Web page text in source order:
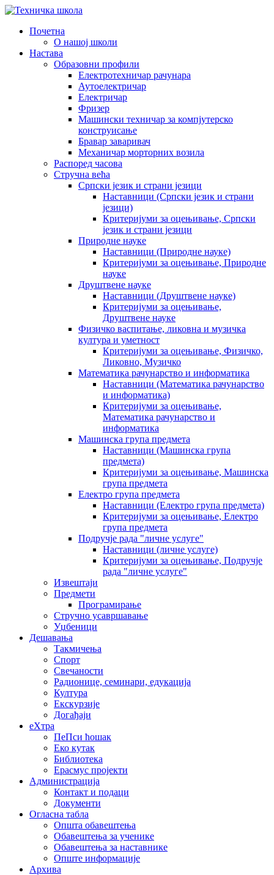
Почетна
О нашој школи
Настава
Образовни профили
Електротехничар рачунара
Аутоелектричар
Електричар
Фризер
Машински техничар за компјутерско
конструисање
Бравар заваривач
Механичар морторних возила
Распоред часова
Стручна већа
Српски језик и страни језици
Наставници (Српски језик и страни
језици)
Критеријуми за оцењивање, Српски
језик и страни језици
Природне науке
Наставници (Природне науке)
Критеријуми за оцењивање, Природне
науке
Друштвене науке
Наставници (Друштвене науке)
Критеријуми за оцењивање,
Друштвене науке
Физичко васпитање, ликовна и музичка
култура и уметност
Критеријуми за оцењивање, Физичко,
Ликовно, Музичко
Математика рачунарство и информатика
Наставници (Математика рачунарство
и информатика)
Критеријуми за оцењивање,
Математика рачунарство и
информатика
Машинска група предмета
Наставници (Машинска група
предмета)
Критеријуми за оцењивање, Машинска
група предмета
Електро група предмета
Наставници (Електро група предмета)
Критеријуми за оцењивање, Електро
група предмета
Подручје рада "личне услуге"
Наставници (личне услуге)
Критеријуми за оцењивање, Подручје
рада "личне услуге"
Извештаји
Предмети
Програмирање
Стручно усавршавање
Уџбеници
Дешавања
Такмичења
Спорт
Свечаности
Радионице, семинари, едукација
Култура
Екскурзије
Догађаји
еXтра
ПеПси ћошак
Еко кутак
Библиотека
Ерасмус пројекти
Администрација
Контакт и подаци
Документи
Огласна табла
Општа обавештења
Обавештења за ученике
Обавештења за наставнике
Опште информације
Архива